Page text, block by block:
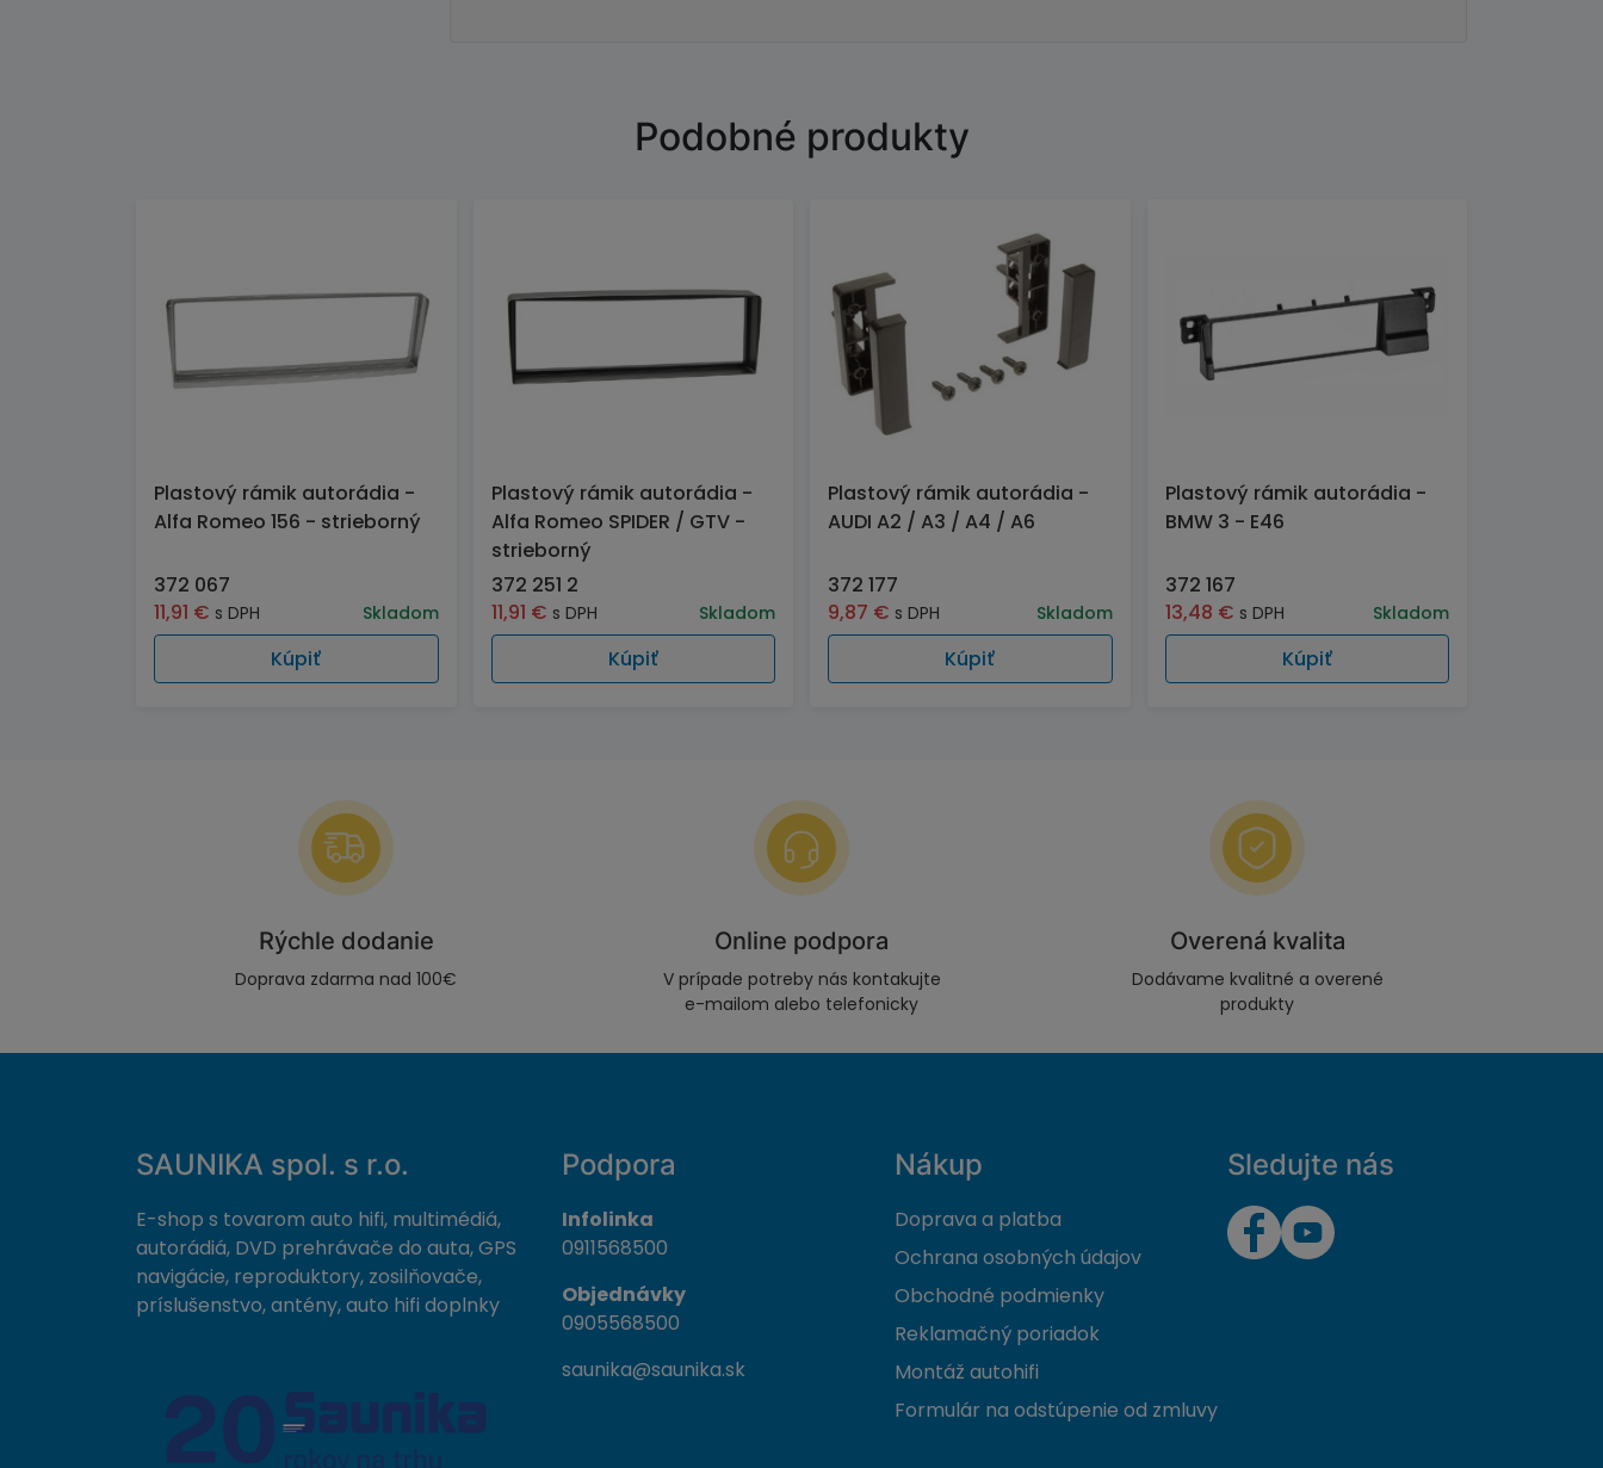
Podobné produkty
Plastový rámik autorádia -
Alfa Romeo 156 - strieborný
372 067
11,91 € s DPH Skladom
Kúpiť
Plastový rámik autorádia -
Alfa Romeo SPIDER / GTV -
strieborný
372 251 2
11,91 € s DPH Skladom
Kúpiť
Plastový rámik autorádia -
AUDI A2 / A3 / A4 / A6
372 177
9,87 € s DPH Skladom
Kúpiť
Plastový rámik autorádia -
BMW 3 - E46
372 167
13,48 € s DPH Skladom
Kúpiť
Rýchle dodanie
Doprava zdarma nad 100€
Online podpora
V prípade potreby nás kontakujte
e-mailom alebo telefonicky
Overená kvalita
Dodávame kvalitné a overené
produkty
SAUNIKA spol. s r.o.
E-shop s tovarom auto hifi, multimédiá,
autorádiá, DVD prehrávače do auta, GPS
navigácie, reproduktory, zosilňovače,
príslušenstvo, antény, auto hifi doplnky
Podpora
Infolinka
0911568500
Objednávky
0905568500
saunika@saunika.sk
Nákup
Doprava a platba
Ochrana osobných údajov
Obchodné podmienky
Reklamačný poriadok
Montáž autohifi
Formulár na odstúpenie od zmluvy
Sledujte nás